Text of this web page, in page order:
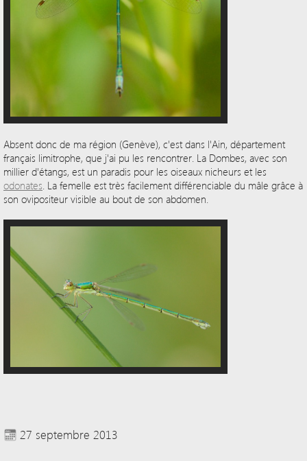
Absent donc de ma région (Genève), c'est dans l'Ain, département
français limitrophe, que j'ai pu les rencontrer. La Dombes, avec son
millier d'étangs, est un paradis pour les oiseaux nicheurs et les
odonates. La femelle est très facilement différenciable du mâle grâce à
son ovipositeur visible au bout de son abdomen.
27 septembre 2013